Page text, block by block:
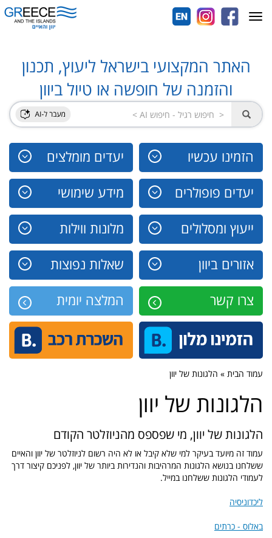
האתר המקצועי בישראל ליעוץ, תכנון
והזמנה של חופשה או טיול ביוון
הזמינו עכשיו יעדים מומלצים
יעדים פופולרים מידע שימושי
ייעוץ ומסלולים מלונות ווילות
אזורים ביוון שאלות נפוצות
צרו קשר המלצה יומית
Toggle
navigation
עמוד הבית » הלגונות של יוון
הלגונות של יוון
הלגונות של יוון, מי שפספס מהניוזלטר הקודם
עמוד זה מיועד בעיקר למי שלא קיבל או לא היה רשום לניוזלטר של יוון והאיים
ששלחנו בנושא הלגונות המרהיבות והנדירות ביותר של יוון, לפניכם קיצור דרך
לעמודי הלגונות ששלחנו במייל.
ליכדוניסיה
באלוס - כרתים